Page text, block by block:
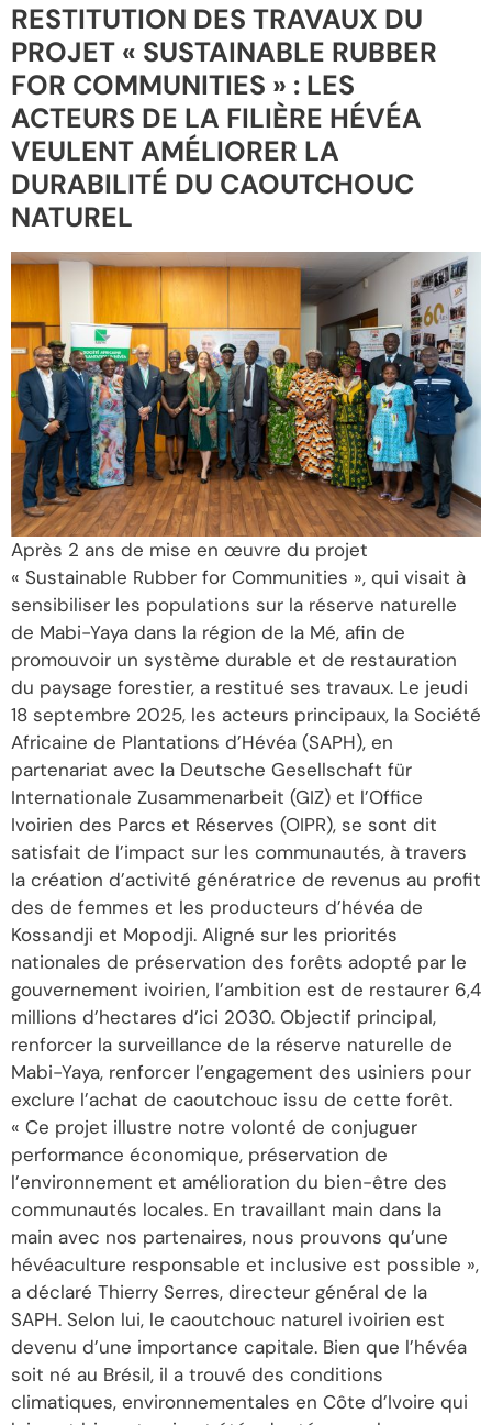
RESTITUTION DES TRAVAUX DU
PROJET « SUSTAINABLE RUBBER
FOR COMMUNITIES » : LES
ACTEURS DE LA FILIÈRE HÉVÉA
VEULENT AMÉLIORER LA
DURABILITÉ DU CAOUTCHOUC
NATUREL
Après 2 ans de mise en œuvre du projet
« Sustainable Rubber for Communities », qui visait à
sensibiliser les populations sur la réserve naturelle
de Mabi-Yaya dans la région de la Mé, afin de
promouvoir un système durable et de restauration
du paysage forestier, a restitué ses travaux. Le jeudi
18 septembre 2025, les acteurs principaux, la Société
Africaine de Plantations d’Hévéa (SAPH), en
partenariat avec la Deutsche Gesellschaft für
Internationale Zusammenarbeit (GIZ) et l’Office
Ivoirien des Parcs et Réserves (OIPR), se sont dit
satisfait de l’impact sur les communautés, à travers
la création d’activité génératrice de revenus au profit
des de femmes et les producteurs d’hévéa de
Kossandji et Mopodji. Aligné sur les priorités
nationales de préservation des forêts adopté par le
gouvernement ivoirien, l’ambition est de restaurer 6,4
millions d’hectares d’ici 2030. Objectif principal,
renforcer la surveillance de la réserve naturelle de
Mabi-Yaya, renforcer l’engagement des usiniers pour
exclure l’achat de caoutchouc issu de cette forêt.
« Ce projet illustre notre volonté de conjuguer
performance économique, préservation de
l’environnement et amélioration du bien-être des
communautés locales. En travaillant main dans la
main avec nos partenaires, nous prouvons qu’une
hévéaculture responsable et inclusive est possible »,
a déclaré Thierry Serres, directeur général de la
SAPH. Selon lui, le caoutchouc naturel ivoirien est
devenu d’une importance capitale. Bien que l’hévéa
soit né au Brésil, il a trouvé des conditions
climatiques, environnementales en Côte d’Ivoire qui